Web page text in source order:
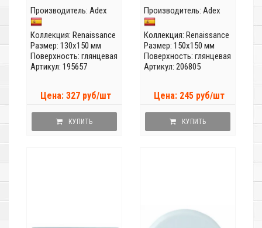
Производитель: Adex
Коллекция: Renaissance
Размер: 130x150 мм
Поверхность: глянцевая
Артикул: 195657
Цена: 327 руб/шт
КУПИТЬ
Производитель: Adex
Коллекция: Renaissance
Размер: 150x150 мм
Поверхность: глянцевая
Артикул: 206805
Цена: 245 руб/шт
КУПИТЬ